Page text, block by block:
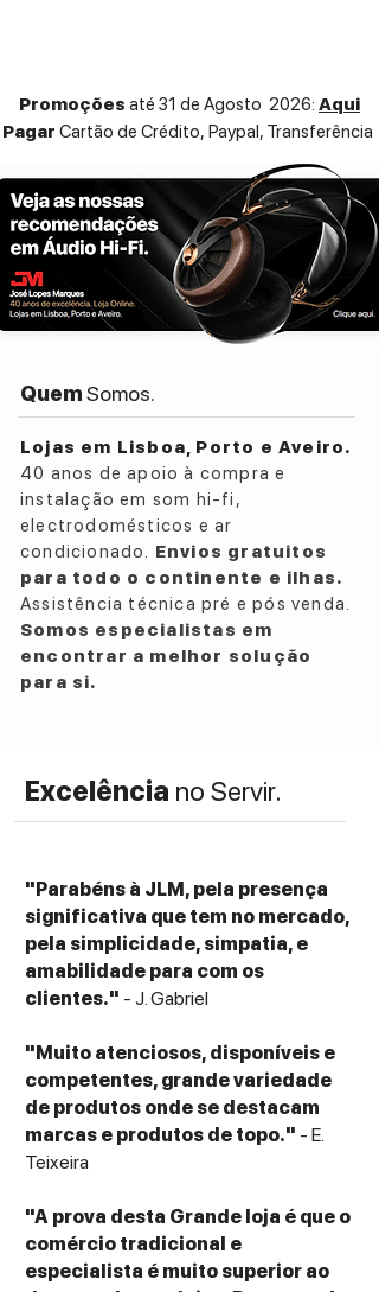
Promoções até 31 de Agosto 2026: Aqui
Pagar Cartão de Crédito, Paypal, Transferência
QuemSomos.
Lojas em Lisboa, Porto e Aveiro.
40 anos de apoio à compra e
instalação em som hi-fi,
electrodomésticos e ar
condicionado. Envios gratuitos
para todo o continente e ilhas.
Assistência técnica pré e pós venda.
Somos especialistas em
encontrar a melhor solução
para si.
Excelência no Servir.
"Parabéns à JLM, pela presença
significativa que tem no mercado,
pela simplicidade, simpatia, e
amabilidade para com os
clientes." - J. Gabriel
"Muito atenciosos, disponíveis e
competentes, grande variedade
de produtos onde se destacam
marcas e produtos de topo." - E.
Teixeira
"A prova desta Grande loja é que o
comércio tradicional e
especialista é muito superior ao